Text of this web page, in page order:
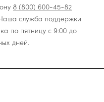
8 (800) 600-45-82
служба поддержки
по пятницу с 9:00 до
дней.